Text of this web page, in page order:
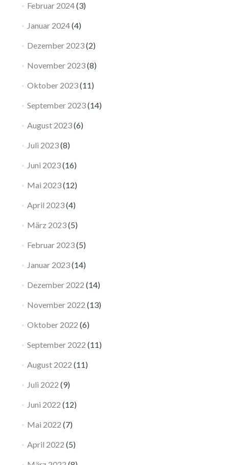
Februar 2024(3)
Januar 2024(4)
Dezember 2023(2)
November 2023(8)
Oktober 2023(11)
September 2023(14)
August 2023(6)
Juli 2023(8)
Juni 2023(16)
Mai 2023(12)
April 2023(4)
März 2023(5)
Februar 2023(5)
Januar 2023(14)
Dezember 2022 (14)
November 2022 (13)
Oktober 2022 (6)
September 2022 (11)
August 2022 (11)
Juli 2022 (9)
Juni 2022 (12)
Mai 2022 (7)
April 2022 (5)